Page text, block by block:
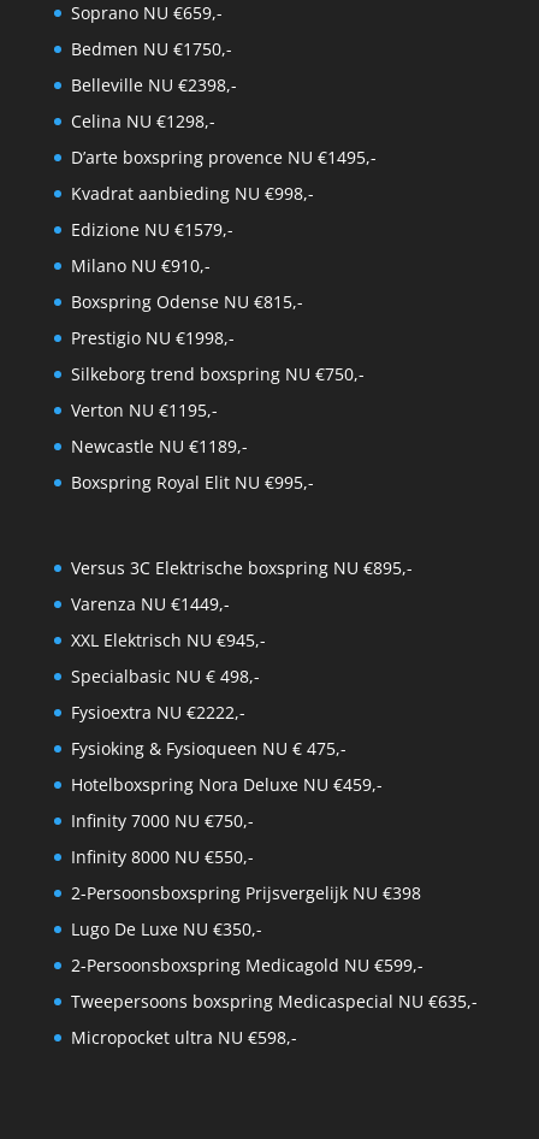
Soprano NU €659,-
Bedmen NU €1750,-
Belleville NU €2398,-
Celina NU €1298,-
D’arte boxspring provence NU €1495,-
Kvadrat aanbieding NU €998,-
Edizione NU €1579,-
Milano NU €910,-
Boxspring Odense NU €815,-
Prestigio NU €1998,-
Silkeborg trend boxspring NU €750,-
Verton NU €1195,-
Newcastle NU €1189,-
Boxspring Royal Elit NU €995,-
Versus 3C Elektrische boxspring NU €895,-
Varenza NU €1449,-
XXL Elektrisch NU €945,-
Specialbasic NU € 498,-
Fysioextra NU €2222,-
Fysioking & Fysioqueen NU € 475,-
Hotelboxspring Nora Deluxe NU €459,-
Infinity 7000 NU €750,-
Infinity 8000 NU €550,-
2-Persoonsboxspring Prijsvergelijk NU €398
Lugo De Luxe NU €350,-
2-Persoonsboxspring Medicagold NU €599,-
Tweepersoons boxspring Medicaspecial NU €635,-
Micropocket ultra NU €598,-